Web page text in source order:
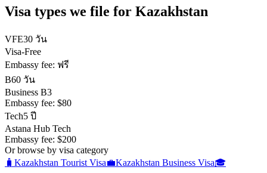
Visa types we file for Kazakhstan
VFE30 วัน
Visa-Free
Embassy fee: ฟรี
B60 วัน
Business B3
Embassy fee: $80
Tech5 ปี
Astana Hub Tech
Embassy fee: $200
Or browse by visa category
🧳 Kazakhstan Tourist Visa💼Kazakhstan Business Visa🎓